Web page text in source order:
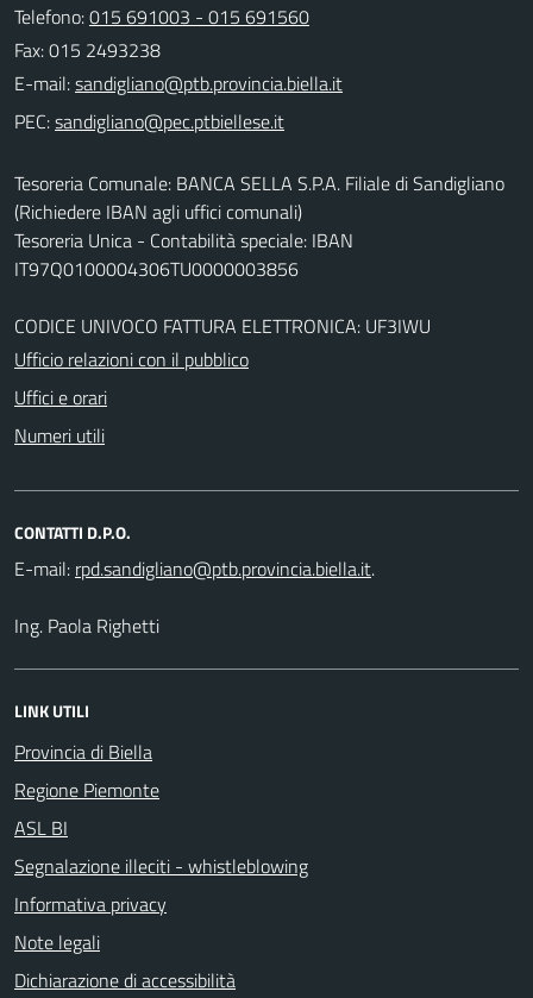
Telefono:015 691003 - 015 691560
Fax: 015 2493238
E-mail:
PEC:
Tesoreria Comunale: BANCA SELLA S.P.A. Filiale di Sandigliano
(Richiedere IBAN agli uffici comunali)
Tesoreria Unica - Contabilità speciale: IBAN
IT97Q0100004306TU0000003856
CODICE UNIVOCO FATTURA ELETTRONICA: UF3IWU
Ufficio relazioni con il pubblico
Uffici e orari
Numeri utili
CONTATTI D.P.O.
E-mail:
.
Ing. Paola Righetti
LINK UTILI
Provincia di Biella
Regione Piemonte
ASL BI
Segnalazione illeciti - whistleblowing
Informativa privacy
Note legali
Dichiarazione di accessibilità